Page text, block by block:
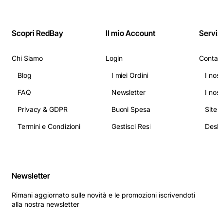
Scopri RedBay
Chi Siamo
Blog
FAQ
Privacy & GDPR
Termini e Condizioni
Il mio Account
Login
I miei Ordini
Newsletter
Buoni Spesa
Gestisci Resi
I
I
Newsletter
Rimani aggiornato sulle novità e le promozioni iscrivendoti
alla nostra newsletter